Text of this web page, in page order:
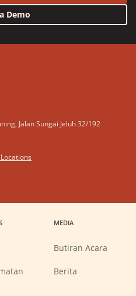
Demo
Jalan Sungai Jeluh 32/192
MEDIA
Butiran Acara
Berita